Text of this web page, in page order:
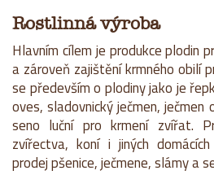
Rostlinná výroba
Hlavním cílem je produkce plodin
a zároveň zajištění krmného obilí
se především o plodiny jako je
oves, sladovnický ječmen,
seno luční pro krmení zvířat.
zvířectva, koní i jiných
prodej pšenice, ječmene, slámy a